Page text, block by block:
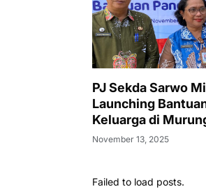
PJ Sekda Sarwo
Launching
Keluarga di
dan Minyak Goreng
November 13, 2025
Failed to load posts.